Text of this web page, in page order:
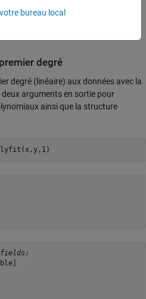
degré
degré (linéaire) aux données avec la
deux arguments en sortie pour
ainsi que la structure
bureau local